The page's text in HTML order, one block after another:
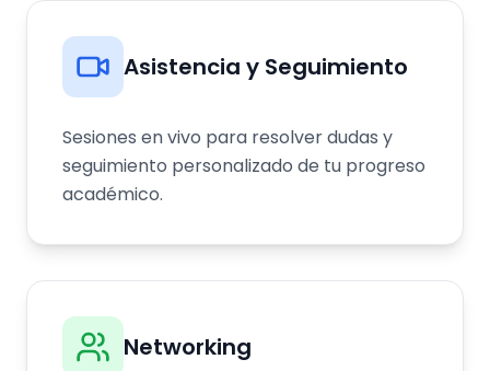
Asistencia y Seguimiento
Sesiones en vivo para resolver dudas y
seguimiento personalizado de tu progreso
académico.
Networking